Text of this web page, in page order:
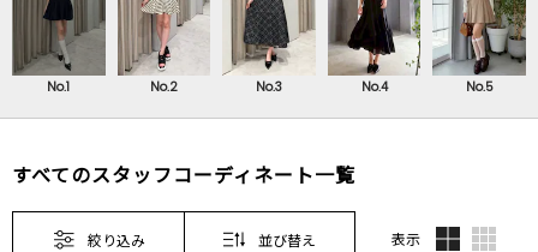
No.1 No.2 No.3 No.4 No.5
すべてのスタッフコーディネート一覧
絞り込み 並び替え 表示